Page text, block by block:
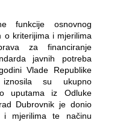
funkcije osnovnog
o kriterijima i mjerilima
za financiranje
javnih potreba
Vlade Republike
su ukupno
uputama iz Odluke
Dubrovnik je donio
i mjerilima te načinu